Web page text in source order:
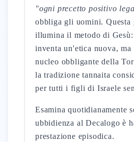
"ogni precetto positivo
obbliga gli uomini. Questa
illumina il metodo di
inventa un'etica nuova, ma
nucleo obbligante della
la tradizione tannaita
per tutti i figli di Israele
Esamina quotidianamente
ubbidienza al Decalogo è
prestazione episodica.